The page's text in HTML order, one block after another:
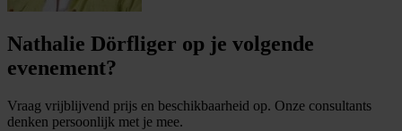
Nathalie Dörfliger op je volgende
evenement?
Vraag vrijblijvend prijs en beschikbaarheid op. Onze consultants
denken persoonlijk met je mee.